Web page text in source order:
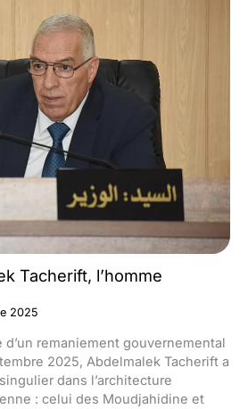
Tacherift, l’homme
2025
d’un remaniement gouvernemental
2025, Abdelmalek Tacherift a
dans l’architecture
: celui des Moudjahidine et